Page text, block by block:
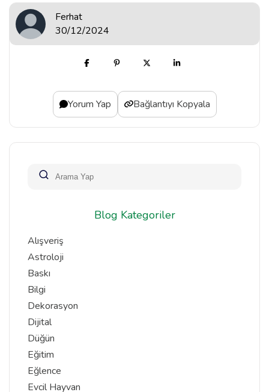
Ferhat
30/12/2024
Yorum Yap Bağlantıyı Kopyala
Blog Kategoriler
Alışveriş
Astroloji
Baskı
Bilgi
Dekorasyon
Dijital
Düğün
Eğitim
Eğlence
Evcil Hayvan